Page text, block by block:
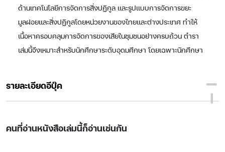
ด้านเทคโนโลยีการจัดการสิ่งปฏิกูล และรูปแบบการจัดการขยะ
มูลฝอยและสิ่งปฏิกูลโดยหน่วยงานของไทยและต่างประเทศ ทำให้
เนื้อหาครอบคลุมการจัดการของเสียในชุมชนอย่างครบถ้วน ตำรา
เล่มนี้จึงเหมาะสำหรับนักศึกษาระดับอุดมศึกษา โดยเฉพาะนักศึกษา
การเรียนการสอน การวิจัยเพื่อเป็นพื้นฐานความรู้ในการอ้างอิง และ
รายละเอียดอีบุ๊ค
คนที่อ่านหนังสือเล่มนี้ก็อ่านเช่นกัน